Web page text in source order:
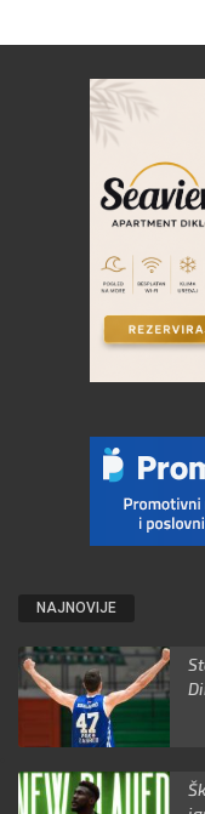
NAJNOVIJE